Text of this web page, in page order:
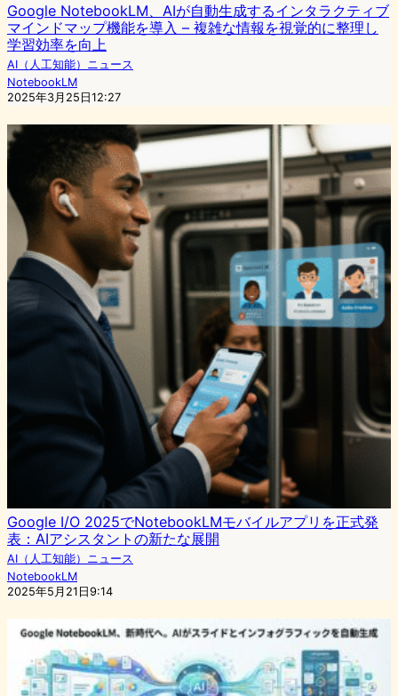
Google NotebookLM、AIが自動生成するインタラクティブ
マインドマップ機能を導入 – 複雑な情報を視覚的に整理し
学習効率を向上
AI（人工知能）ニュース
NotebookLM
2025年3月25日12:27
Google I/O 2025でNotebookLMモバイルアプリを正式発
表：AIアシスタントの新たな展開
AI（人工知能）ニュース
NotebookLM
2025年5月21日9:14